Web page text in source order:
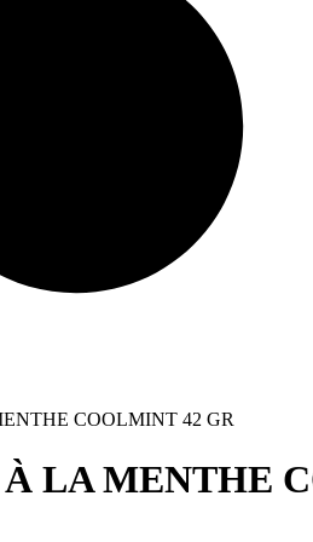
COOLMINT 42 GR
LA MENTHE